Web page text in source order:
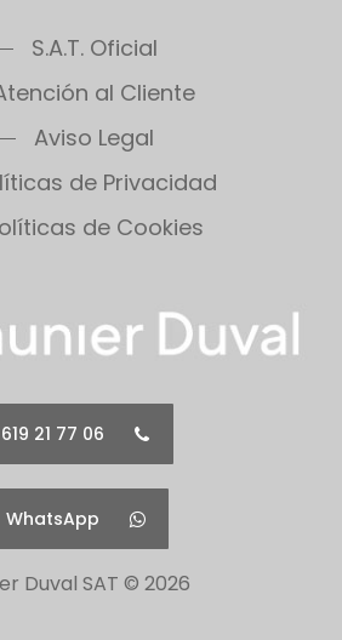
S.A.T. Oficial
al Cliente
Aviso Legal
de Privacidad
de Cookies
619 21 77 06
WhatsApp
Duval SAT ©2026